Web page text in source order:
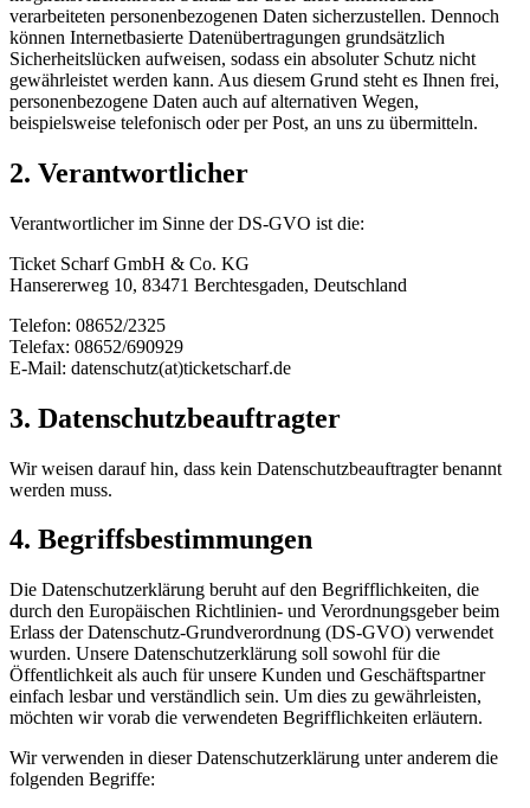
verarbeiteten personenbezogenen Daten sicherzustellen. Dennoch
können Internetbasierte Datenübertragungen grundsätzlich
Sicherheitslücken aufweisen, sodass ein absoluter Schutz nicht
gewährleistet werden kann. Aus diesem Grund steht es Ihnen frei,
personenbezogene Daten auch auf alternativen Wegen,
beispielsweise telefonisch oder per Post, an uns zu übermitteln.
2. Verantwortlicher
Verantwortlicher im Sinne der DS-GVO ist die:
Ticket Scharf GmbH & Co. KG
Hansererweg 10, 83471 Berchtesgaden, Deutschland
Telefon: 08652/2325
Telefax: 08652/690929
E-Mail: datenschutz(at)ticketscharf.de
3. Datenschutzbeauftragter
Wir weisen darauf hin, dass kein Datenschutzbeauftragter benannt
werden muss.
4. Begriffsbestimmungen
Die Datenschutzerklärung beruht auf den Begrifflichkeiten, die
durch den Europäischen Richtlinien- und Verordnungsgeber beim
Erlass der Datenschutz-Grundverordnung (DS-GVO) verwendet
wurden. Unsere Datenschutzerklärung soll sowohl für die
Öffentlichkeit als auch für unsere Kunden und Geschäftspartner
einfach lesbar und verständlich sein. Um dies zu gewährleisten,
möchten wir vorab die verwendeten Begrifflichkeiten erläutern.
Wir verwenden in dieser Datenschutzerklärung unter anderem die
folgenden Begriffe: